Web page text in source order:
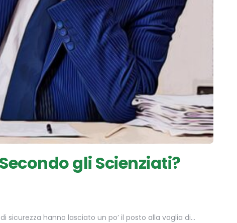
gli Scienziati?
sicurezza hanno lasciato un po’ il posto alla voglia di…